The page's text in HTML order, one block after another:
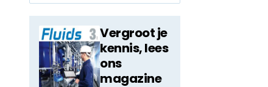
Vergroot je
kennis, lees
ons
magazine